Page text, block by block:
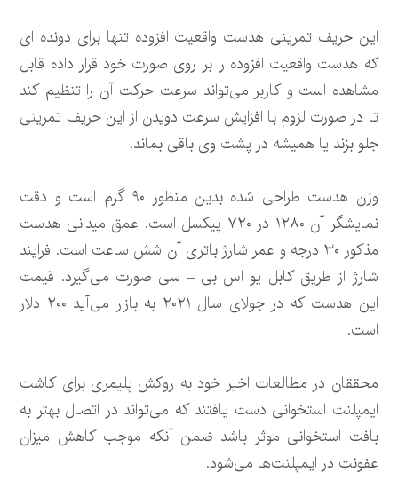
این حریف تمرینی هدست واقعیت افزوده تنها برای دونده ای
که هدست واقعیت افزوده را بر روی صورت خود قرار داده قابل
مشاهده است و کاربر می‌تواند سرعت حرکت آن را تنظیم کند
تا در صورت لزوم با افزایش سرعت دویدن از این حریف تمرینی
جلو بزند یا همیشه در پشت وی باقی بماند.
وزن هدست طراحی شده بدین منظور ۹۰ گرم است و دقت
نمایشگر آن ۱۲۸۰ در ۷۲۰ پیکسل است. عمق میدانی هدست
مذکور ۳۰ درجه و عمر شارژ باتری آن شش ساعت است. فرایند
شارژ از طریق کابل یو اس بی – سی صورت می‌گیرد. قیمت
این هدست که در جولای سال ۲۰۲۱ به بازار می‌آید ۲۰۰ دلار
است.
محققان در مطالعات اخیر خود به روکش پلیمری برای کاشت
ایمپلنت استخوانی دست یافتند که می‌تواند در اتصال بهتر به
بافت استخوانی موثر باشد ضمن آنکه موجب کاهش میزان
عفونت در ایمپلنت‌ها می‌شود.